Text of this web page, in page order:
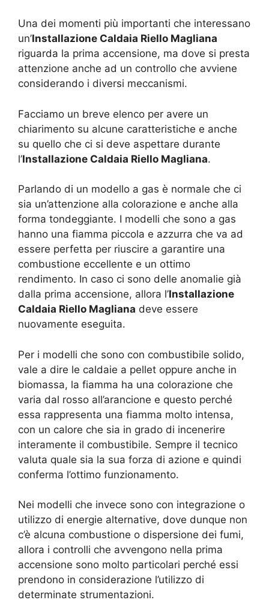
Una dei momenti più importanti che interessano
un’Installazione Caldaia Riello Magliana
riguarda la prima accensione, ma dove si presta
attenzione anche ad un controllo che avviene
considerando i diversi meccanismi.
Facciamo un breve elenco per avere un
chiarimento su alcune caratteristiche e anche
su quello che ci si deve aspettare durante
l’Installazione Caldaia Riello Magliana.
Parlando di un modello a gas è normale che ci
sia un’attenzione alla colorazione e anche alla
forma tondeggiante. I modelli che sono a gas
hanno una fiamma piccola e azzurra che va ad
essere perfetta per riuscire a garantire una
combustione eccellente e un ottimo
rendimento. In caso ci sono delle anomalie già
dalla prima accensione, allora l’Installazione
Caldaia Riello Magliana deve essere
nuovamente eseguita.
Per i modelli che sono con combustibile solido,
vale a dire le caldaie a pellet oppure anche in
biomassa, la fiamma ha una colorazione che
varia dal rosso all’arancione e questo perché
essa rappresenta una fiamma molto intensa,
con un calore che sia in grado di incenerire
interamente il combustibile. Sempre il tecnico
valuta quale sia la sua forza di azione e quindi
conferma l’ottimo funzionamento.
Nei modelli che invece sono con integrazione o
utilizzo di energie alternative, dove dunque non
c’è alcuna combustione o dispersione dei fumi,
allora i controlli che avvengono nella prima
accensione sono molto particolari perché essi
prendono in considerazione l’utilizzo di
determinate strumentazioni.